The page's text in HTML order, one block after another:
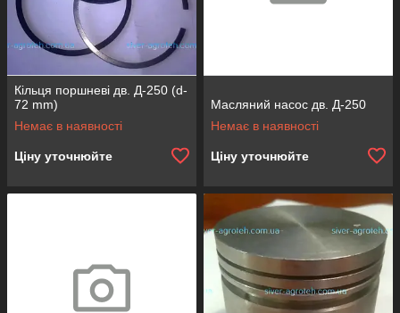
Кільця поршневі дв. Д-250 (d-
72 mm)
Немає в наявності
Ціну уточнюйте
Масляний насос дв. Д-250
Немає в наявності
Ціну уточнюйте